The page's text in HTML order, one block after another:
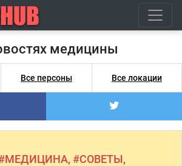
медицины
Все персоны Все локации
МЕДИЦИНА
СОВЕТЫ